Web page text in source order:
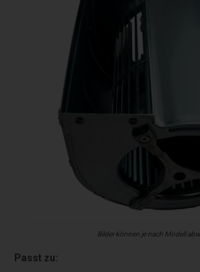
Bilder können je nach Modell
Passt zu: